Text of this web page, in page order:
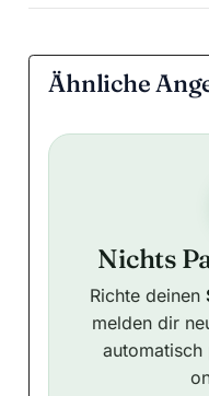
Ähnliche
Nichts
Richte deinen
melden dir